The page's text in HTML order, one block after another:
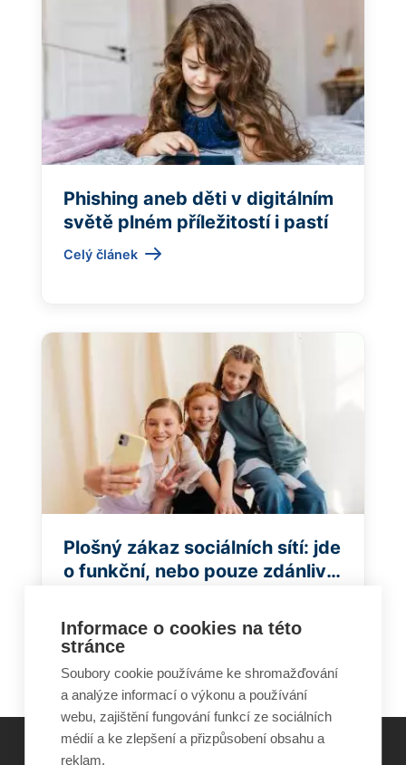
Phishing aneb děti v digitálním
světě plném příležitostí i pastí
Celý článek
Plošný zákaz sociálních sítí: jde
o funkční, nebo pouze zdánlivé
Informace o cookies na této
stránce
Soubory cookie používáme ke shromažďování
a analýze informací o výkonu a používání
webu, zajištění fungování funkcí ze sociálních
médií a ke zlepšení a přizpůsobení obsahu a
reklam.